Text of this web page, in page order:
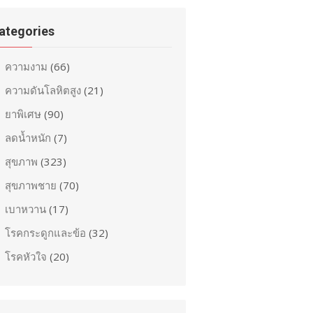
ความงาม (66)
ความดันโลหิตสูง (21)
ยาพิเศษ (90)
ลดน้ำหนัก (7)
สุขภาพ (323)
สุขภาพชาย (70)
เบาหวาน (17)
โรคกระดูกและข้อ (32)
โรคหัวใจ (20)